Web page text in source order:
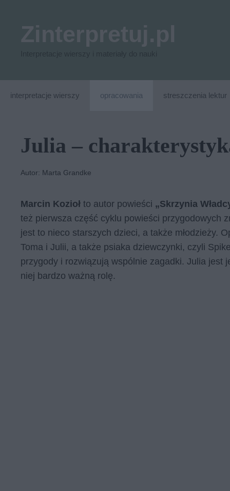
interpretacje wierszy opracowania streszczenia lektur
Julia –
Autor: Marta Grandke
Marcin Kozioł to autor powieści „Skrzynia
też pierwsza część cyklu powieści przygodowych
jest to nieco starszych dzieci, a także młodzieży.
Toma i Julii, a także psiaka dziewczynki, czyli
przygody i rozwiązują wspólnie zagadki. Julia jest
niej bardzo ważną rolę.